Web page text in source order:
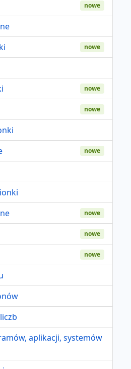
nowe
nowe
nowe
nowe
nowe
nowe
nowe
nowe
aplikacji, systemów